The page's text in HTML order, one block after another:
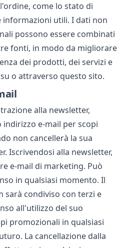
come lo stato di
informazioni utili. I dati non
possono essere combinati
fonti, in modo da migliorare
dei prodotti, dei servizi e
o attraverso questo sito.
alla newsletter,
indirizzo e-mail per scopi
non cancellerà la sua
Iscrivendosi alla newsletter,
e-mail di marketing. Può
in qualsiasi momento. Il
sarà condiviso con terzi e
all'utilizzo del suo
promozionali in qualsiasi
La cancellazione dalla